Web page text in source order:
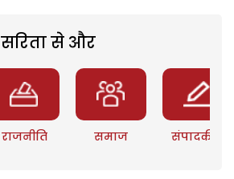
सरिता से और
राजनीति समाज संपादकीय